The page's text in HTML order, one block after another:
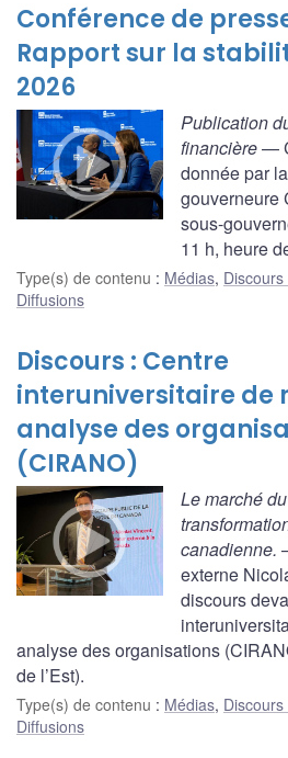
Conférence de
Rapport sur la
2026
Publication
financière—
donnée par
gouverneure
sous-
11 h, heure
Type(s) de contenu : Médias,
Diffusions
Discours : Centre
interuniversitaire de
analyse des
(CIRANO)
Le marché
canadienne.
externe
discours
analyse des organisations
de l’Est).
Type(s) de contenu : Médias,
Diffusions